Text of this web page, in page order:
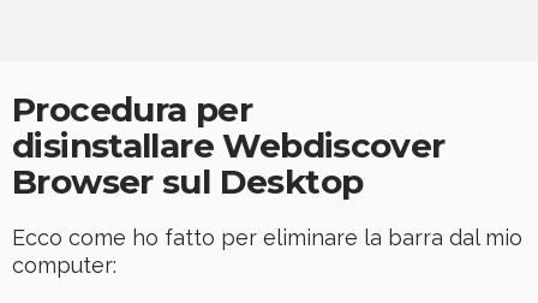
Procedura per
disinstallare Webdiscover
Browser sul Desktop
Ecco come ho fatto per eliminare la barra dal mio
computer: